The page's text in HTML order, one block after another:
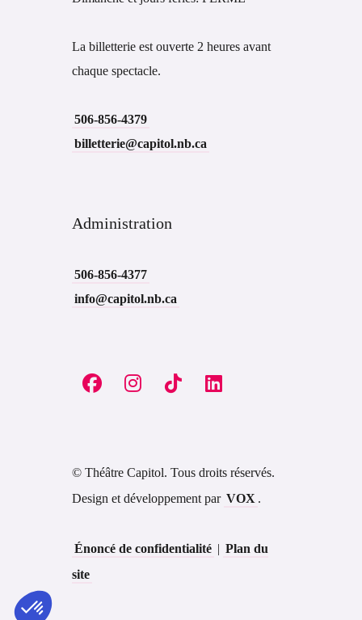
La billetterie est ouverte 2 heures avant
chaque spectacle.
506-856-4379
billetterie@capitol.nb.ca
Administration
506-856-4377
info@capitol.nb.ca
© Théâtre Capitol. Tous droits réservés.
Design et développement par VOX .
Énoncé de confidentialité | Plan du
site